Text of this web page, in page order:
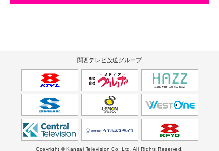
関西テレビ放送グループ
Copyright © Kansai Television Co. Ltd. All Rights Reserved.